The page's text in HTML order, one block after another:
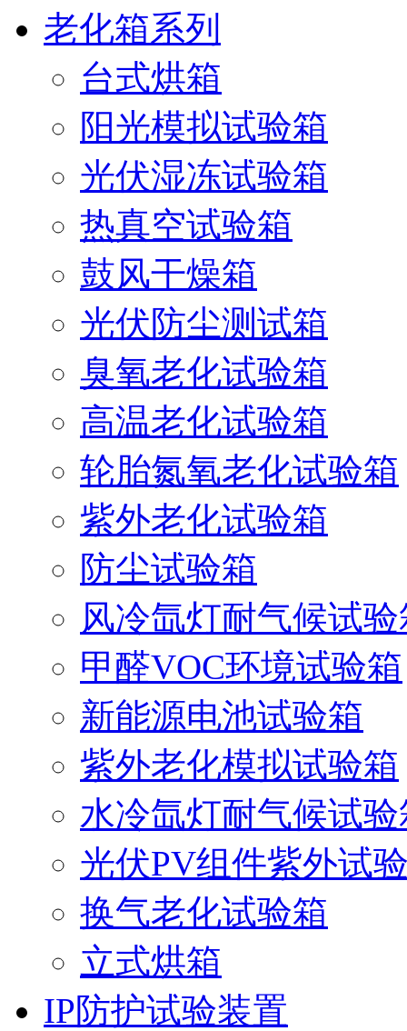
老化箱系列
台式烘箱
阳光模拟试验箱
光伏湿冻试验箱
热真空试验箱
鼓风干燥箱
光伏防尘测试箱
臭氧老化试验箱
高温老化试验箱
轮胎氮氧老化试验箱
紫外老化试验箱
防尘试验箱
风冷氙灯耐气候试
甲醛VOC环境试验箱
新能源电池试验箱
紫外老化模拟试验箱
水冷氙灯耐气候试验
光伏PV组件紫外试
换气老化试验箱
立式烘箱
IP防护试验装置